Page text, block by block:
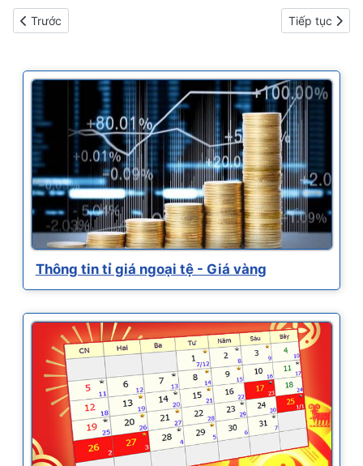
Bài viết trước: Cách phóng to và thu nhỏ trang soạn thảo trong
Trước Bài viết kế
Tiếp tục
Thông tin tỉ giá ngoại tệ - Giá vàng